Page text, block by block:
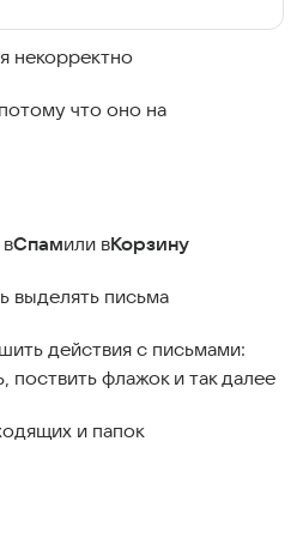
некорректно
что оно на
Спамили вКорзину
выделять письма
действия с письмами:
поствить флажок и так далее
и папок